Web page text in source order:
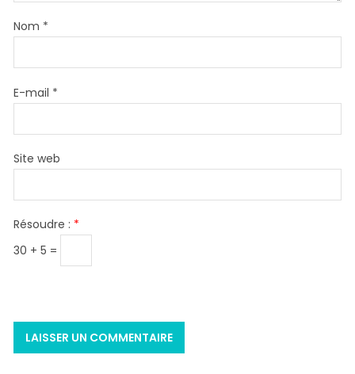
Nom *
E-mail *
Site web
Résoudre : *
30 + 5 =